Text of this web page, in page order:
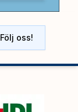
Följ oss!